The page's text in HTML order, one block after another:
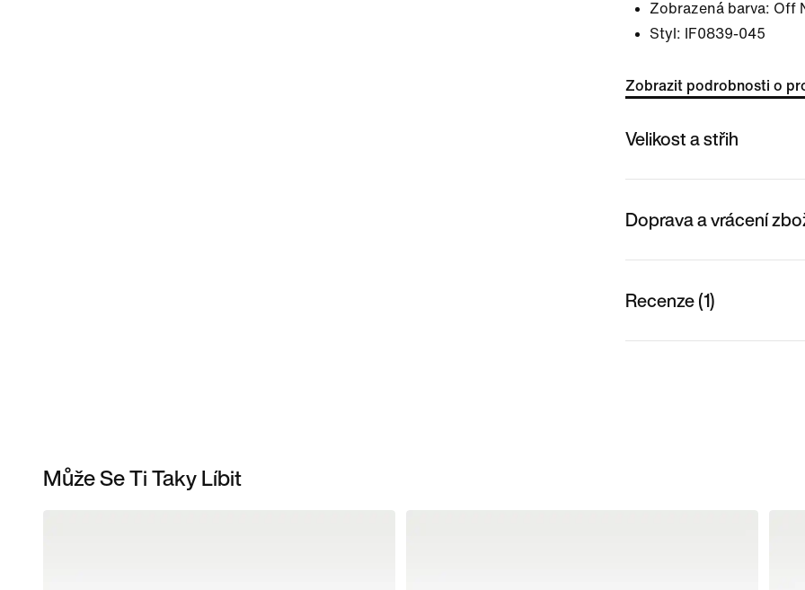
Zobrazená barva: Off
Styl:
IF0839-045
Zobrazit podrobnosti o
Velikost a střih
Doprava a vrácení
Recenze (1)
Může Se Ti Taky Líbit